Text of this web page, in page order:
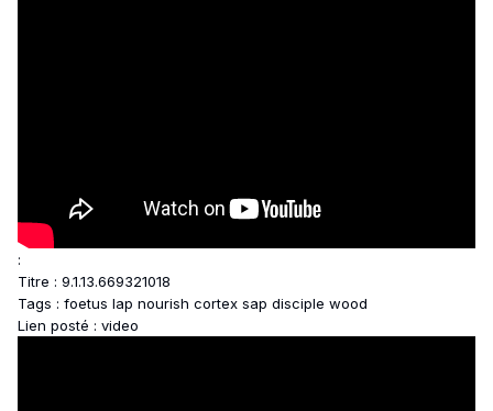
:
Titre : 9.1.13.669321018
Tags : foetus lap nourish cortex sap disciple wood
Lien posté : video